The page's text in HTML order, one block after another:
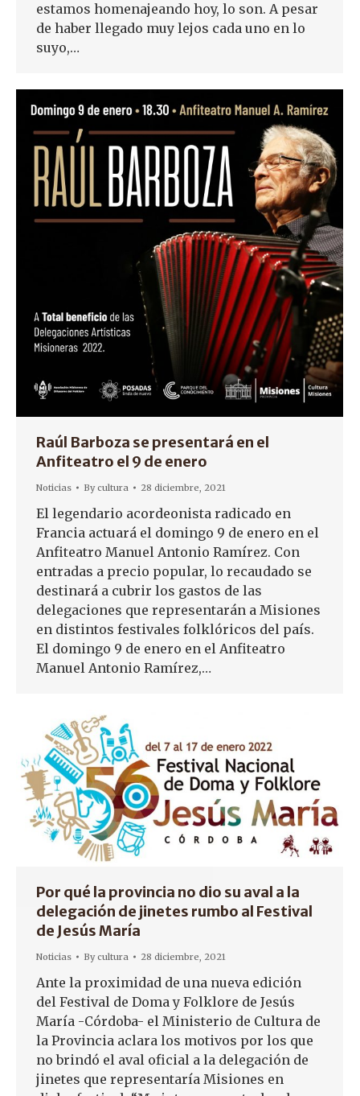
estamos homenajeando hoy, lo son. A pesar
de haber llegado muy lejos cada uno en lo
suyo,…
Raúl Barboza se presentará en el
Anfiteatro el 9 de enero
Noticias Bycultura 28 diciembre, 2021
El legendario acordeonista radicado en
Francia actuará el domingo 9 de enero en el
Anfiteatro Manuel Antonio Ramírez. Con
entradas a precio popular, lo recaudado se
destinará a cubrir los gastos de las
delegaciones que representarán a Misiones
en distintos festivales folklóricos del país.
El domingo 9 de enero en el Anfiteatro
Manuel Antonio Ramírez,…
Por qué la provincia no dio su aval a la
delegación de jinetes rumbo al Festival
de Jesús María
Noticias Bycultura 28 diciembre, 2021
Ante la proximidad de una nueva edición
del Festival de Doma y Folklore de Jesús
María -Córdoba- el Ministerio de Cultura de
la Provincia aclara los motivos por los que
no brindó el aval oficial a la delegación de
jinetes que representaría Misiones en